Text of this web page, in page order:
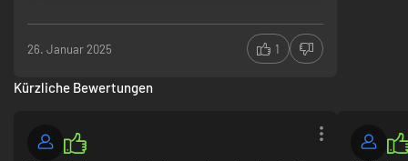
Erspielbare Kosmetiks
single-player
Schwer als anfänger reinzukommen
matchmaking dauert
26. Januar 2025 1
Kürzliche Bewertungen